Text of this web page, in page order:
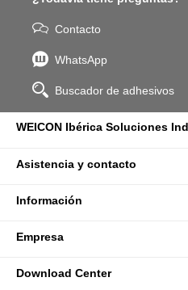
Contacto
WhatsApp
Buscador de adhesivos
WEICON Ibérica Soluciones
Asistencia y contacto
Información
Empresa
Download Center